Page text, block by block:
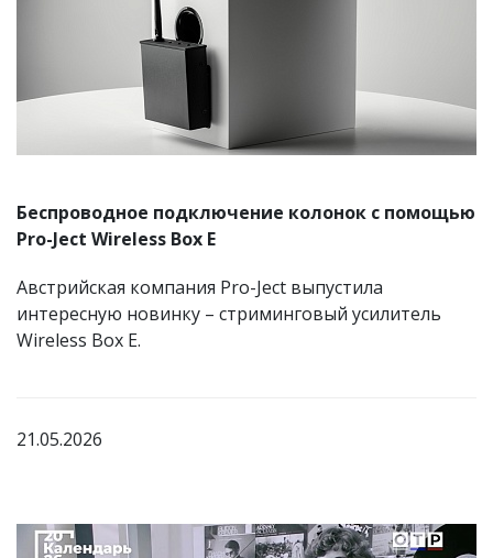
Беспроводное подключение колонок с помощью
Pro-Ject Wireless Box E
Австрийская компания Pro-Ject выпустила
интересную новинку – стриминговый усилитель
Wireless Box E.
21.05.2026